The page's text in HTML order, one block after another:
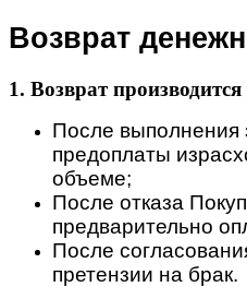
Возврат
1. Возврат
После выполнения
предоплаты
объеме;
После отказа
предварительно
После
претензии на брак.